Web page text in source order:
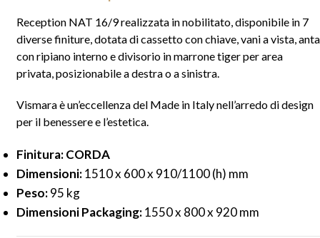
Reception NAT 16/9 realizzata in nobilitato, disponibile in 7
diverse finiture, dotata di cassetto con chiave, vani a vista, anta
con ripiano interno e divisorio in marrone tiger per area
privata, posizionabile a destra o a sinistra.
Vismara è un’eccellenza del Made in Italy nell’arredo di design
per il benessere e l’estetica.
Finitura: CORDA
Dimensioni:1510 x 600 x 910/1100 (h) mm
Peso:95 kg
Dimensioni Packaging:1550 x 800 x 920 mm